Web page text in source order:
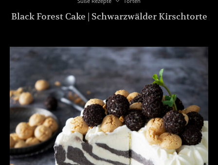
Black Forest Cake | Schwarzwälder Kirschtorte